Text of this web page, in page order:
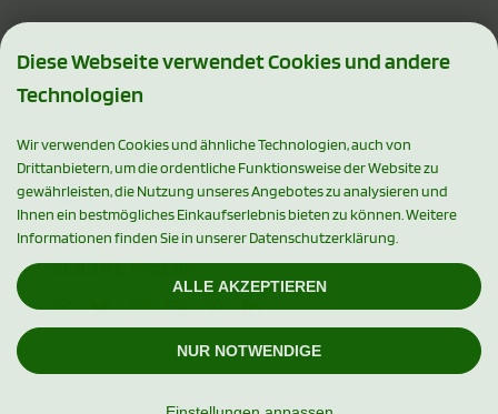
ZAHLUNGSMETHODEN
SOCIAL MEDIA
Preise entsprechen dem bisherigen Preis bei Xylishop - Premium Xylit
Diese Webseite verwendet Cookies und andere
Technologien
Wir verwenden Cookies und ähnliche Technologien, auch von
Drittanbietern, um die ordentliche Funktionsweise der Website zu
gewährleisten, die Nutzung unseres Angebotes zu analysieren und
Ihnen ein bestmögliches Einkaufserlebnis bieten zu können. Weitere
Informationen finden Sie in unserer Datenschutzerklärung.
ALLE AKZEPTIEREN
NUR NOTWENDIGE